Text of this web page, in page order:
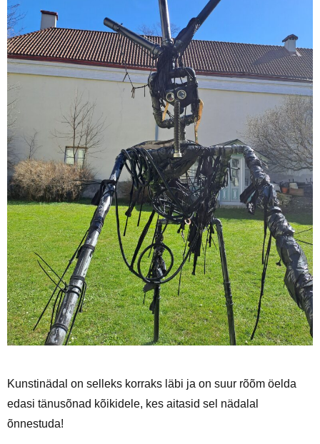
Kunstinädal on selleks korraks läbi ja on suur rõõm öelda
edasi tänusõnad kõikidele, kes aitasid sel nädalal
õnnestuda!